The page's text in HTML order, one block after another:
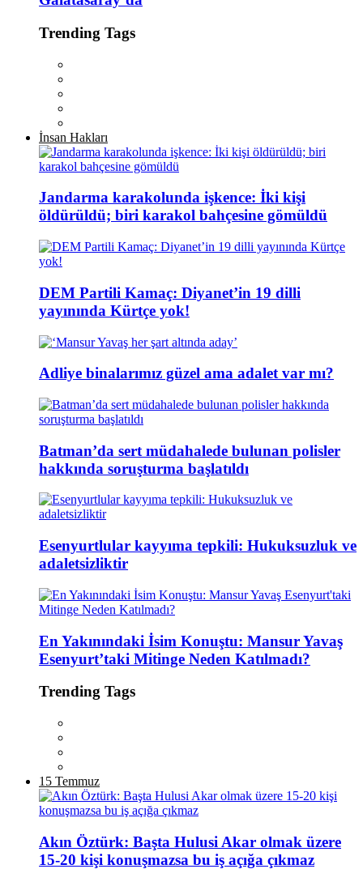
Trending Tags
İnsan Hakları
Jandarma karakolunda işkence: İki kişi
öldürüldü; biri karakol bahçesine gömüldü
DEM Partili Kamaç: Diyanet’in 19 dilli
yayınında Kürtçe yok!
Adliye binalarımız güzel ama adalet var mı?
Batman’da sert müdahalede bulunan polisler
hakkında soruşturma başlatıldı
Esenyurtlular kayyıma tepkili: Hukuksuzluk ve
adaletsizliktir
En Yakınındaki İsim Konuştu: Mansur Yavaş
Esenyurt’taki Mitinge Neden Katılmadı?
Trending Tags
15 Temmuz
Akın Öztürk: Başta Hulusi Akar olmak üzere
15-20 kişi konuşmazsa bu iş açığa çıkmaz